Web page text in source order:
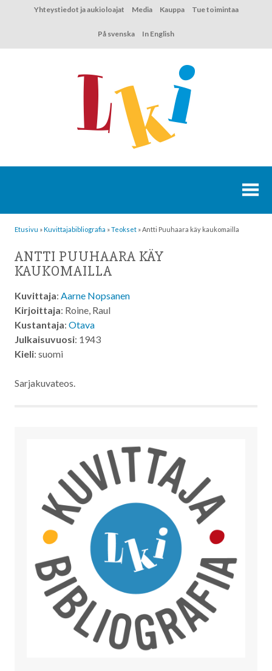
Yhteystiedot ja aukioloajat Media Kauppa Tue toimintaa
På svenska In English
Etusivu »Kuvittaja­bibliografia »Teokset » Antti Puuhaara käy kaukomailla
ANTTI PUUHAARA KÄY
KAUKOMAILLA
Kuvittaja: Aarne Nopsanen
Kirjoittaja: Roine, Raul
Kustantaja: Otava
Julkaisuvuosi: 1943
Kieli: suomi
Sarjakuvateos.